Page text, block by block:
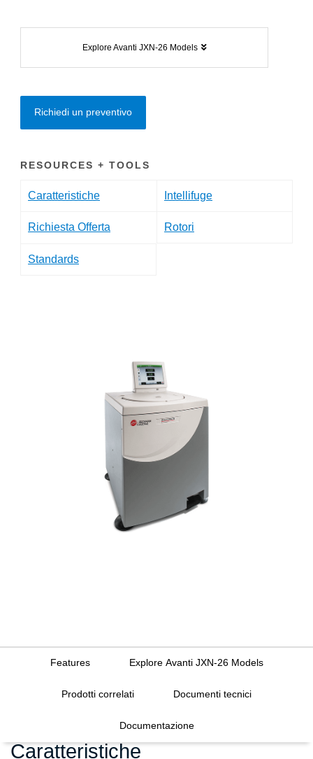
Explore Avanti JXN-26 Models
Richiedi un preventivo
RESOURCES + TOOLS
Caratteristiche Intellifuge
Richiesta Offerta Rotori
Standards
Features Explore Avanti JXN-26 Models
Prodotti correlati Documenti tecnici
Documentazione
Caratteristiche